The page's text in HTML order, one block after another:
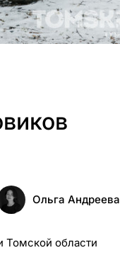
Ольга Андреева
Томской области